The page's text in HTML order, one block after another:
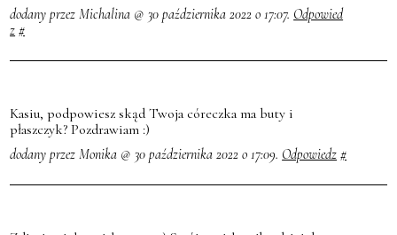
dodany przez Michalina @ 30 października 2022 o 17:07. Odpowied
z #
Kasiu, podpowiesz skąd Twoja córeczka ma buty i
płaszczyk? Pozdrawiam :)
dodany przez Monika @ 30 października 2022 o 17:09. Odpowiedz #